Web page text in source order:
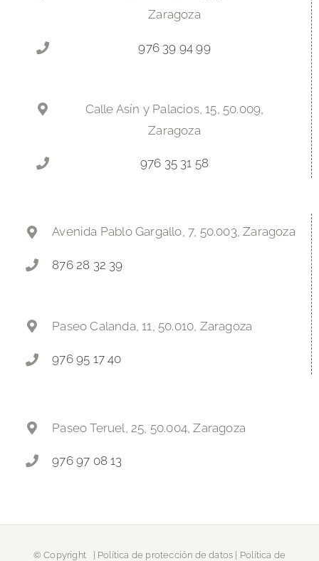
Zaragoza
976 39 94 99
Calle Asín y Palacios, 15, 50.009,
Zaragoza
976 35 31 58
Avenida Pablo Gargallo, 7, 50.003, Zaragoza
876 28 32 39
Paseo Calanda, 11, 50.010, Zaragoza
976 95 17 40
Paseo Teruel, 25, 50.004, Zaragoza
976 97 08 13
© Copyright Política de protección de datos Política de